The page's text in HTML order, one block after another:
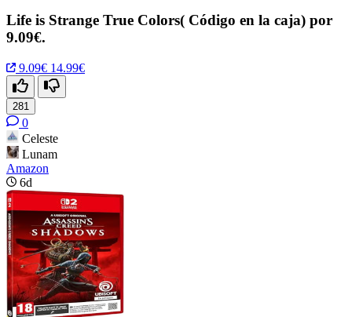
Life is Strange True Colors( Código en la caja) por
9.09€.
9.09€ 14.99€
281
0
Celeste
Lunam
Amazon
6d